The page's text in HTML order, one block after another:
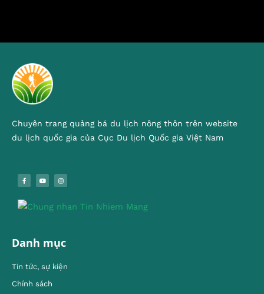
Chuyên trang quảng bá du lịch nông thôn trên website
du lịch quốc gia của Cục Du lịch Quốc gia Việt Nam
Danh mục
Tin tức, sự kiện
Chính sách